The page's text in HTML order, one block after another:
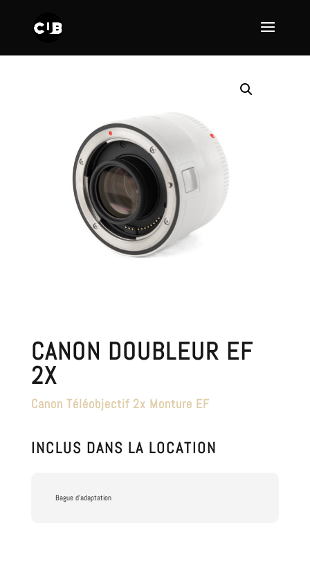
CANON DOUBLEUR EF
2X
Canon Téléobjectif 2x Monture EF
INCLUS DANS LA LOCATION
Bague d'adaptation